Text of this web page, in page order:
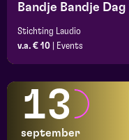
Bandje Bandje Dag
Stichting Laudio
v.a. € 10
Events
13
september